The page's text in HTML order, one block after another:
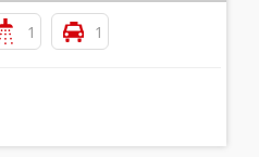
1 1